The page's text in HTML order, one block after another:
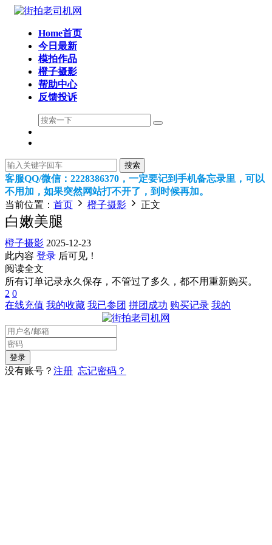
Home首页
今日最新
模拍作品
橙子摄影
帮助中心
反馈投诉
搜索
客服QQ/微信：2228386370，一定要记到手机备忘录里，可以
不用加，如果突然网站打不开了，到时候再加。
当前位置： 首页 橙子摄影 正文
白嫩美腿
橙子摄影 2025-12-23
此内容 登录 后可见！
阅读全文
所有订单记录永久保存，不管过了多久，都不用重新购买。
2 0
在线充值 我的收藏 我已参团 拼团成功 购买记录 我的
没有账号？ 注册 忘记密码？